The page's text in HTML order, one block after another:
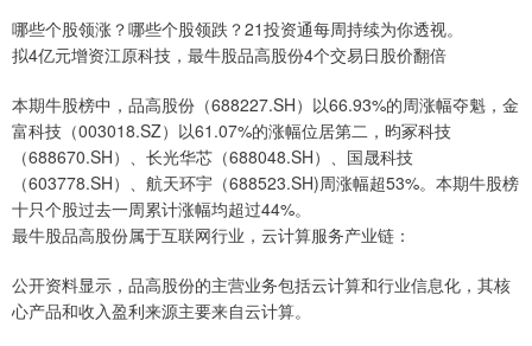
哪些个股领涨？哪些个股领跌？21投资通每周持续为你透视。
拟4亿元增资江原科技，最牛股品高股份4个交易日股价翻倍
本期牛股榜中，品高股份（688227.SH）以66.93%的周涨幅夺魁，金
富科技（003018.SZ）以61.07%的涨幅位居第二，昀冢科技
（688670.SH）、长光华芯（688048.SH）、国晟科技
（603778.SH）、航天环宇（688523.SH)周涨幅超53%。本期牛股榜
十只个股过去一周累计涨幅均超过44%。
最牛股品高股份属于互联网行业，云计算服务产业链：
公开资料显示，品高股份的主营业务包括云计算和行业信息化，其核
心产品和收入盈利来源主要来自云计算。